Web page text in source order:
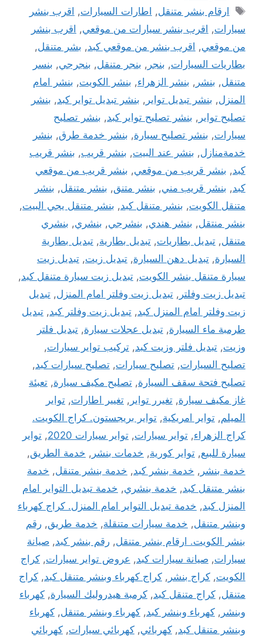
الوسوم
ارقام بنشر متنقل, اطارات السيارات, اقرب بنشر
سيارات, اقرب بنشر سيارات من موقعي, اقرب بنشر
من موقعي, اقرب بنشر من موقعي كبد, بشر متنقل,
بطاريات السيارات, بنجر , بنجر متنقل, بنجرجي, بنسر
متنقل, بنشر , بنشر الزهراء, بنشر الكويت, بنشر امام
المنزل, بنشر تبديل تواير , بنشر تبديل تواير كبد, بنشر
تصليح تواير , بنشر تصليح تواير كبد, بنشر تصليح
سيارات, بنشر تصليح سيارة, بنشر خدمة طرق, بنشر
خدمةمنازل, بنشر عند البيت, بنشر قريب, بنشر قريب
كبد, بنشر قريب من موقعي, بنشر قريب من موقعي
كبد, بنشر قريب مني, بنشر متنق, بنشر متنقل, بنشر
متنقل الكويت, بنشر متنقل كبد, بنشر متنقل يجي البيت,
بنشر منتقل, بنشر هندي, بنشرجي, بنشري, بنشري
متنقل, تبديل بطاريات, تبديل بطارية, تبديل بطارية
السيارة, تبديل دهن السيارة, تبديل زيت, تبديل زيت
سيارة متنقل بنشر الكويت, تبديل زيت سيارة متنقل كبد,
تبديل زيت وفلتر , تبديل زيت وفلتر امام المنزل, تبديل
زيت وفلتر امام المنزل كبد, تبديل زيت وفلتر كبد, تبديل
طرمبة ماء السيارة, تبديل عجلات سيارة, تبديل فلتر
وزيت, تبديل فلتر وزيت كبد, تركيب تواير سيارات,
تصليح السيارات, تصليح سيارات, تصليح سيارات كبد,
تصليح فتحة سقف السيارة, تصليح مكيف سيارة, تعبئة
غاز مكيف سيارة, تغيرر تواير , تغيير اطارات, تواير
الميلم, تواير امريكية, تواير بريجستون. كراج الكويت.
كراج الزهراء, تواير سيارات, تواير سيارات 2020 , تواير
سيارة للبيع, تواير كورية, خدمات بنشر , خدمة الطريق,
خدمة بنشر , خدمة بنشر كبد, خدمة بنشر متنقل, خدمة
بنشر متنقل كبد, خدمة بنشري, خدمة تبديل التواير امام
المنزل كبد, خدمة تبديل التواير امام المنزل. كراج كهرباء
وبنشر متنقل, خدمة سيارات متنقلة, خدمة طريق, رقم
بنشر الكويت. ارقام بنشر متنقل, رقم بنشر كبد, صيانة
سيارات, صيانة سيارات كبد, عروض تواير سيارات, كراج
الكويت, كراج بنشر , كراج كهرباء وبنشر متنقل كبد, كراج
متنقل, كراج متنقل كبد, كرمبة هيدروليك السيارة, كهرباء
وبنشر , كهرباء وبنشر كبد, كهرباء وبنشر متنقل, كهرباء
وبنشر متنقل كبد, كهربائي, كهربائي سيارات, كهربائي